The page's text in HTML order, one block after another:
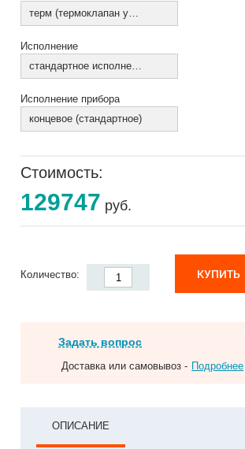
терм (термоклапан установлен)
Исполнение
стандартное исполнение
Исполнение прибора
концевое (стандартное)
Стоимость:
129747 руб.
Количество: КУПИТЬ
Задать вопрос
Доставка или самовывоз - Подробнее
ОПИСАНИЕ